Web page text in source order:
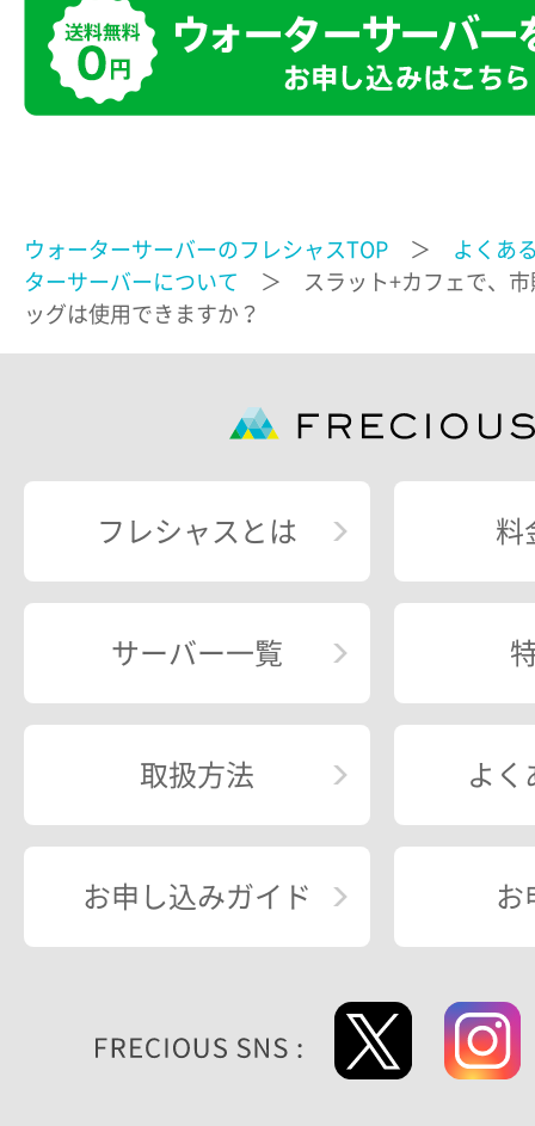
ウォーターサーバーのフレシャスTOP ＞
よくあ
ターサーバーについて
＞ スラット+カフェで、市
ッグは使用できますか？
フレシャスとは 料
サーバー一覧
取扱方法 よく
お申し込みガイド お